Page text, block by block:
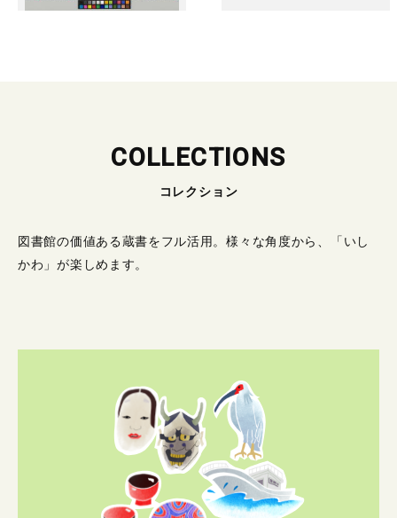
COLLECTIONS
コレクション
図書館の価値ある蔵書をフル活用。様々な角度から、「いし
かわ」が楽しめます。